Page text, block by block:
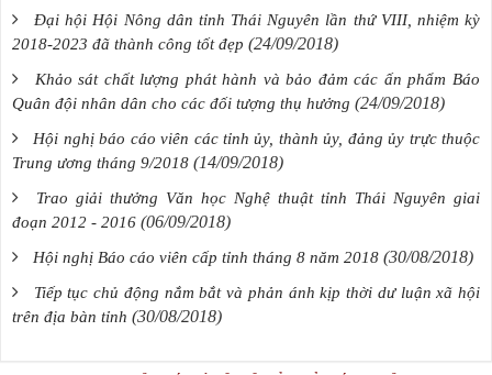
Đại hội Hội Nông dân tỉnh Thái Nguyên lần thứ VIII, nhiệm kỳ
2018-2023 đã thành công tốt đẹp (24/09/2018)
Khảo sát chất lượng phát hành và bảo đảm các ấn phẩm Báo
Quân đội nhân dân cho các đối tượng thụ hưởng (24/09/2018)
Hội nghị báo cáo viên các tỉnh ủy, thành ủy, đảng ủy trực thuộc
Trung ương tháng 9/2018 (14/09/2018)
Trao giải thưởng Văn học Nghệ thuật tỉnh Thái Nguyên giai
đoạn 2012 - 2016 (06/09/2018)
Hội nghị Báo cáo viên cấp tỉnh tháng 8 năm 2018 (30/08/2018)
Tiếp tục chủ động nắm bắt và phản ánh kịp thời dư luận xã hội
trên địa bàn tỉnh (30/08/2018)